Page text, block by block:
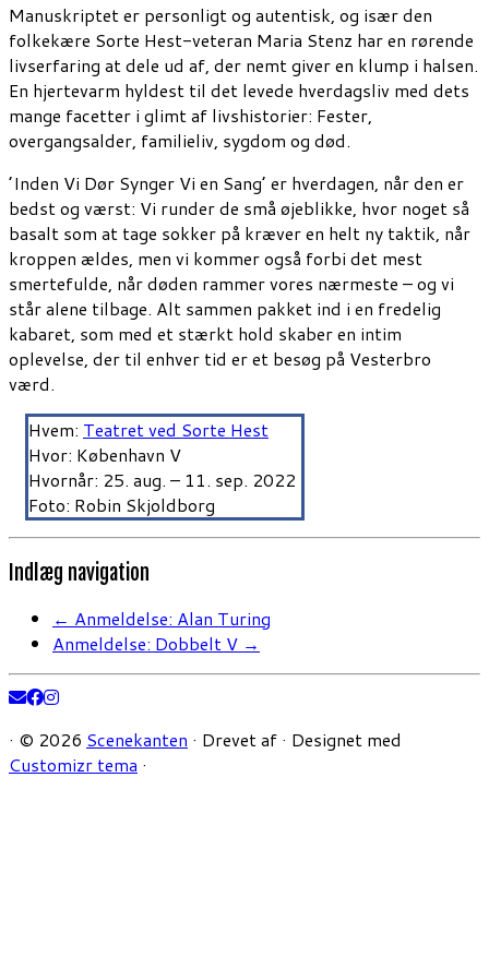
Manuskriptet er personligt og autentisk, og især den
folkekære Sorte Hest-veteran Maria Stenz har en rørende
livserfaring at dele ud af, der nemt giver en klump i halsen.
En hjertevarm hyldest til det levede hverdagsliv med dets
mange facetter i glimt af livshistorier: Fester,
overgangsalder, familieliv, sygdom og død.
’Inden Vi Dør Synger Vi en Sang’ er hverdagen, når den er
bedst og værst: Vi runder de små øjeblikke, hvor noget så
basalt som at tage sokker på kræver en helt ny taktik, når
kroppen ældes, men vi kommer også forbi det mest
smertefulde, når døden rammer vores nærmeste – og vi
står alene tilbage. Alt sammen pakket ind i en fredelig
kabaret, som med et stærkt hold skaber en intim
oplevelse, der til enhver tid er et besøg på Vesterbro
værd.
Hvem: Teatret ved Sorte Hest
Hvor: København V
Hvornår: 25. aug. – 11. sep. 2022
Foto: Robin Skjoldborg
Indlæg navigation
← Anmeldelse: Alan Turing
Anmeldelse: Dobbelt V →
· © 2026 Scenekanten · Drevet af · Designet med
Customizr tema ·